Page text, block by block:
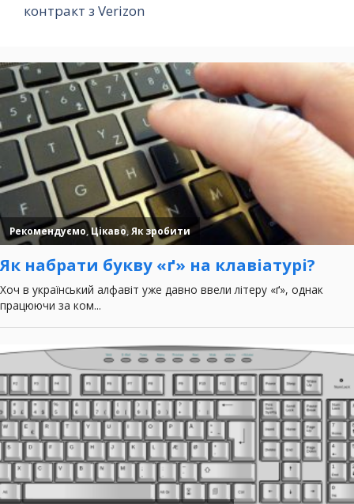
контракт з Verizon